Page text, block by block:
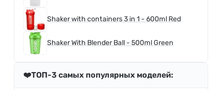
Shaker with containers 3 in 1 - 600ml Red
Shaker With Blender Ball - 500ml Green
❤️ТОП-3 самых популярных моделей: